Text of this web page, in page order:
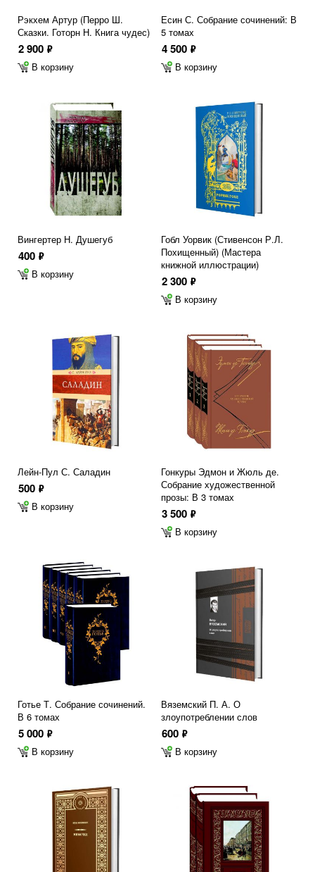
Рэкхем Артур (Перро Ш.
Сказки. Готорн Н. Книга чудес)
2 900 ф
В корзину
Есин С. Собрание сочинений: В
5 томах
4 500 ф
В корзину
Вингертер Н. Душегуб
400 ф
В корзину
Гобл Уорвик (Стивенсон Р.Л.
Похищенный) (Мастера
книжной иллюстрации)
2 300 ф
В корзину
Лейн-Пул С. Саладин
500 ф
В корзину
Гонкуры Эдмон и Жюль де.
Собрание художественной
прозы: В 3 томах
3 500 ф
В корзину
Готье Т. Собрание сочинений.
В 6 томах
5 000 ф
В корзину
Вяземский П. А. О
злоупотреблении слов
600 ф
В корзину